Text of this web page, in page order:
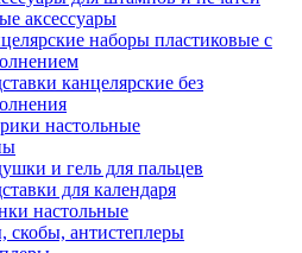
аксессуары
наборы пластиковые с
канцелярские без
настольные
и гель для пальцев
для календаря
настольные
скобы, антистеплеры